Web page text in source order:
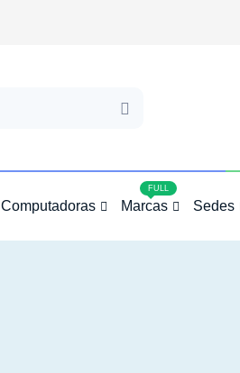
Computadoras Marcas
FULL
Sedes